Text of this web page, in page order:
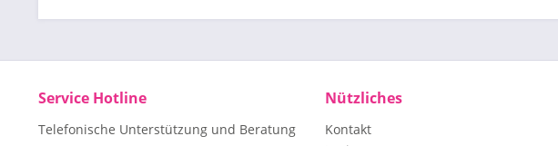
Service Hotline
Telefonische Unterstützung und Beratung
Nützliches
Kontakt